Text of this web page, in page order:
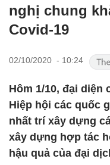
nghị chung
Covid-19
02/10/2020 - 10:24
Hôm 1/10, đại diện
Hiệp hội các quốc
nhất trí xây dựng
xây dựng hợp tác
hậu quả của đại